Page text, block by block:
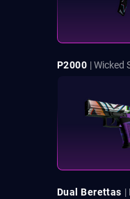
P2000 | Wicked
Dual Berettas |